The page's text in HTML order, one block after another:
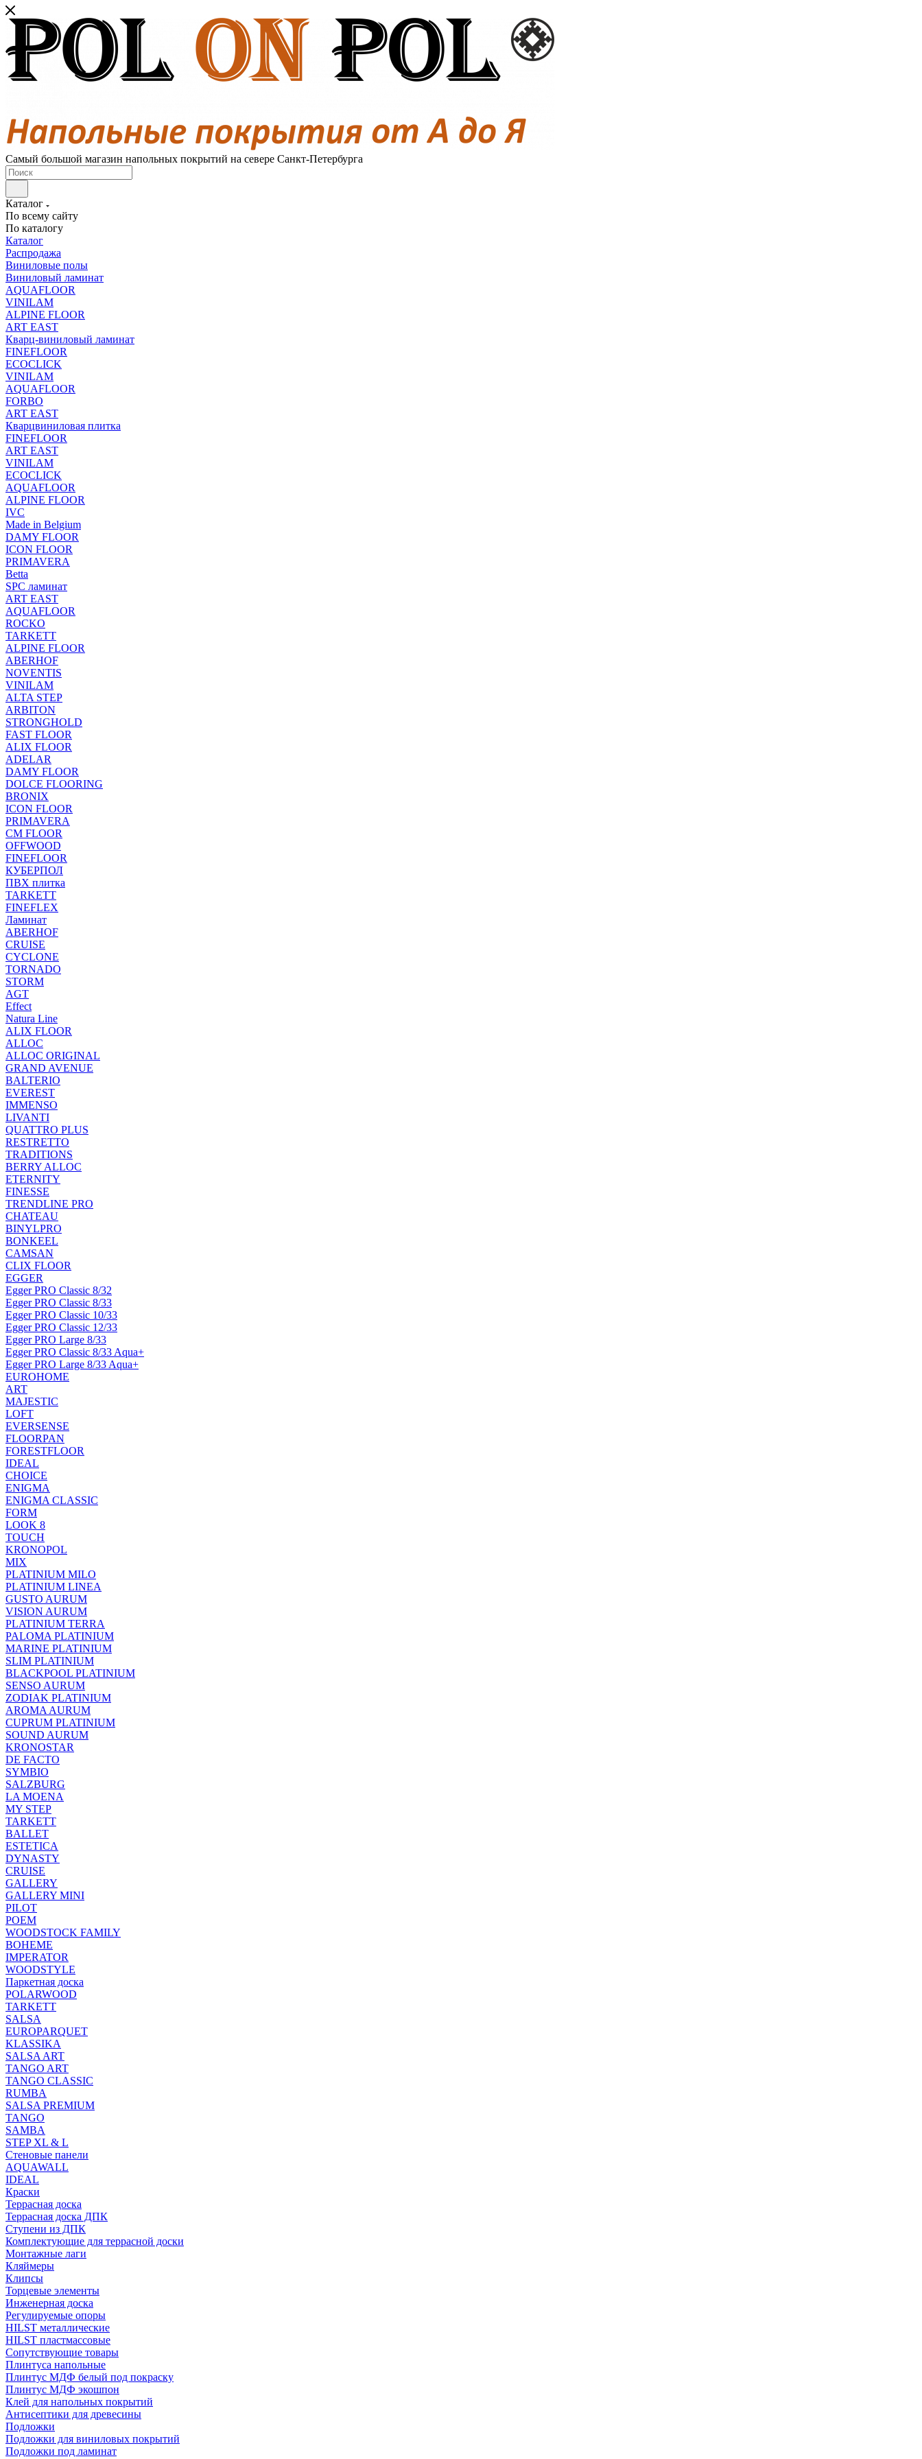
Самый большой магазин напольных покрытий на севере Санкт-Петербурга
Каталог
По всему сайту
По каталогу
Каталог
Распродажа
Виниловые полы
Виниловый ламинат
AQUAFLOOR
VINILAM
ALPINE FLOOR
ART EAST
Кварц-виниловый ламинат
FINEFLOOR
ECOCLICK
VINILAM
AQUAFLOOR
FORBO
ART EAST
Кварцвиниловая плитка
FINEFLOOR
ART EAST
VINILAM
ECOCLICK
AQUAFLOOR
ALPINE FLOOR
IVC
Made in Belgium
DAMY FLOOR
ICON FLOOR
PRIMAVERA
Betta
SPC ламинат
ART EAST
AQUAFLOOR
ROCKO
TARKETT
ALPINE FLOOR
ABERHOF
NOVENTIS
VINILAM
ALTA STEP
ARBITON
STRONGHOLD
FAST FLOOR
ALIX FLOOR
ADELAR
DAMY FLOOR
DOLCE FLOORING
BRONIX
ICON FLOOR
PRIMAVERA
CM FLOOR
OFFWOOD
FINEFLOOR
КУБЕРПОЛ
ПВХ плитка
TARKETT
FINEFLEX
Ламинат
ABERHOF
CRUISE
CYCLONE
TORNADO
STORM
AGT
Effect
Natura Line
ALIX FLOOR
ALLOC
ALLOC ORIGINAL
GRAND AVENUE
BALTERIO
EVEREST
IMMENSO
LIVANTI
QUATTRO PLUS
RESTRETTO
TRADITIONS
BERRY ALLOC
ETERNITY
FINESSE
TRENDLINE PRO
CHATEAU
BINYLPRO
BONKEEL
CAMSAN
CLIX FLOOR
EGGER
Egger PRO Classic 8/32
Egger PRO Classic 8/33
Egger PRO Classic 10/33
Egger PRO Classic 12/33
Egger PRO Large 8/33
Egger PRO Classic 8/33 Aqua+
Egger PRO Large 8/33 Aqua+
EUROHOME
ART
MAJESTIC
LOFT
EVERSENSE
FLOORPAN
FORESTFLOOR
IDEAL
CHOICE
ENIGMA
ENIGMA CLASSIC
FORM
LOOK 8
TOUCH
KRONOPOL
MIX
PLATINIUM MILO
PLATINIUM LINEA
GUSTO AURUM
VISION AURUM
PLATINIUM TERRA
PALOMA PLATINIUM
MARINE PLATINIUM
SLIM PLATINIUM
BLACKPOOL PLATINIUM
SENSO AURUM
ZODIAK PLATINIUM
AROMA AURUM
CUPRUM PLATINIUM
SOUND AURUM
KRONOSTAR
DE FACTO
SYMBIO
SALZBURG
LA MOENA
MY STEP
TARKETT
BALLET
ESTETICA
DYNASTY
CRUISE
GALLERY
GALLERY MINI
PILOT
POEM
WOODSTOCK FAMILY
BOHEME
IMPERATOR
WOODSTYLE
Паркетная доска
POLARWOOD
TARKETT
SALSA
EUROPARQUET
KLASSIKA
SALSA ART
TANGO ART
TANGO CLASSIC
RUMBA
SALSA PREMIUM
TANGO
SAMBA
STEP XL & L
Стеновые панели
AQUAWALL
IDEAL
Краски
Террасная доска
Террасная доска ДПК
Ступени из ДПК
Комплектующие для террасной доски
Монтажные лаги
Кляймеры
Клипсы
Торцевые элементы
Инженерная доска
Регулируемые опоры
HILST металлические
HILST пластмассовые
Сопутствующие товары
Плинтуса напольные
Плинтус МДФ белый под покраску
Плинтус МДФ экошпон
Клей для напольных покрытий
Антисептики для древесины
Подложки
Подложки для виниловых покрытий
Подложки под ламинат